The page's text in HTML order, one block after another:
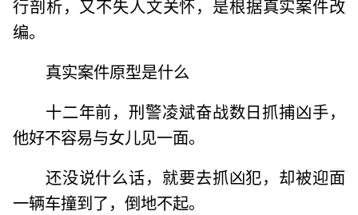
行剖析，又不失人文关怀，是根据真实案件改
编。
真实案件原型是什么
十二年前，刑警凌斌奋战数日抓捕凶手，
他好不容易与女儿见一面。
还没说什么话，就要去抓凶犯，却被迎面
一辆车撞到了，倒地不起。